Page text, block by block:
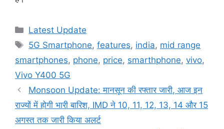
Categories
Latest Update
Tags
5G Smartphone,features, india, mid range
smartphones, phone, price, smarthphone, vivo,
Vivo Y400 5G
Monsoon Update: मानसून की रफ्तार जारी, आज इन
राज्यों में होगी भारी बारिश, IMD ने 10, 11, 12, 13, 14 और 15
अगस्त तक जारी किया अलर्ट